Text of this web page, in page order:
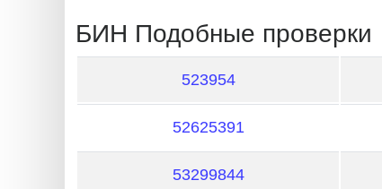
Lookup
IP
Checker
БИН Подобные проверки
523954
52625391
53299844